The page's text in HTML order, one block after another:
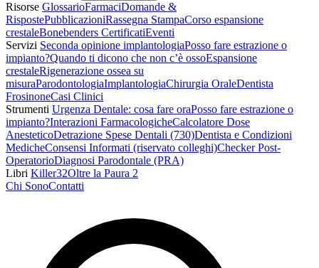
Risorse GlossarioFarmaciDomande &
RispostePubblicazioniRassegna StampaCorso espansione
crestaleBonebenders CertificatiEventi
Servizi Seconda opinione implantologiaPosso fare estrazione o
impianto?Quando ti dicono che non c’è ossoEspansione
crestaleRigenerazione ossea su
misuraParodontologiaImplantologiaChirurgia OraleDentista
FrosinoneCasi Clinici
Strumenti Urgenza Dentale: cosa fare oraPosso fare estrazione o
impianto?Interazioni FarmacologicheCalcolatore Dose
AnesteticoDetrazione Spese Dentali (730)Dentista e Condizioni
MedicheConsensi Informati (riservato colleghi)Checker Post-
OperatorioDiagnosi Parodontale (PRA)
Libri Killer32Oltre la Paura 2
Chi SonoContatti